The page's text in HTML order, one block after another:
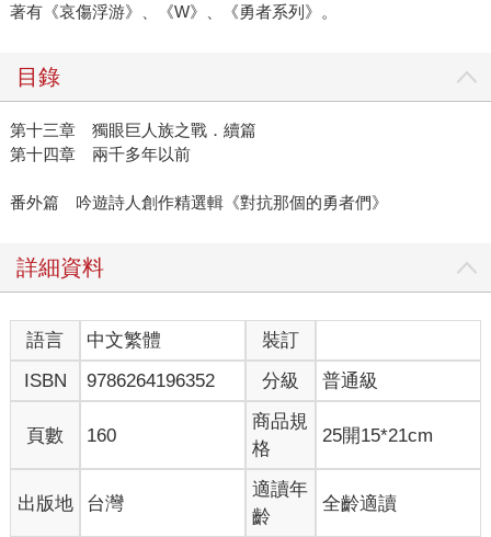
著有《哀傷浮游》、《W》、《勇者系列》。
目錄
第十三章 獨眼巨人族之戰．續篇
第十四章 兩千多年以前
番外篇 吟遊詩人創作精選輯《對抗那個的勇者們》
詳細資料
語言 中文繁體
裝訂
ISBN
9786264196352 分級 普通級
頁數 160
商品規
格
25開15*21cm
出版地 台灣
適讀年
齡
全齡適讀